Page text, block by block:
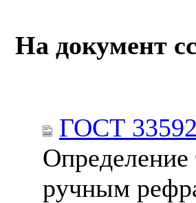
На документ
ГОСТ
Определение
ручным